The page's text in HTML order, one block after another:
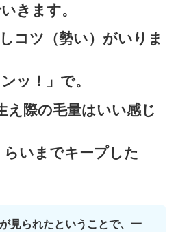
きます。
コツ（勢い）がいりま
ッ！」で。
え際の毛量はいい感じ
いまでキープした
見られたということで、一